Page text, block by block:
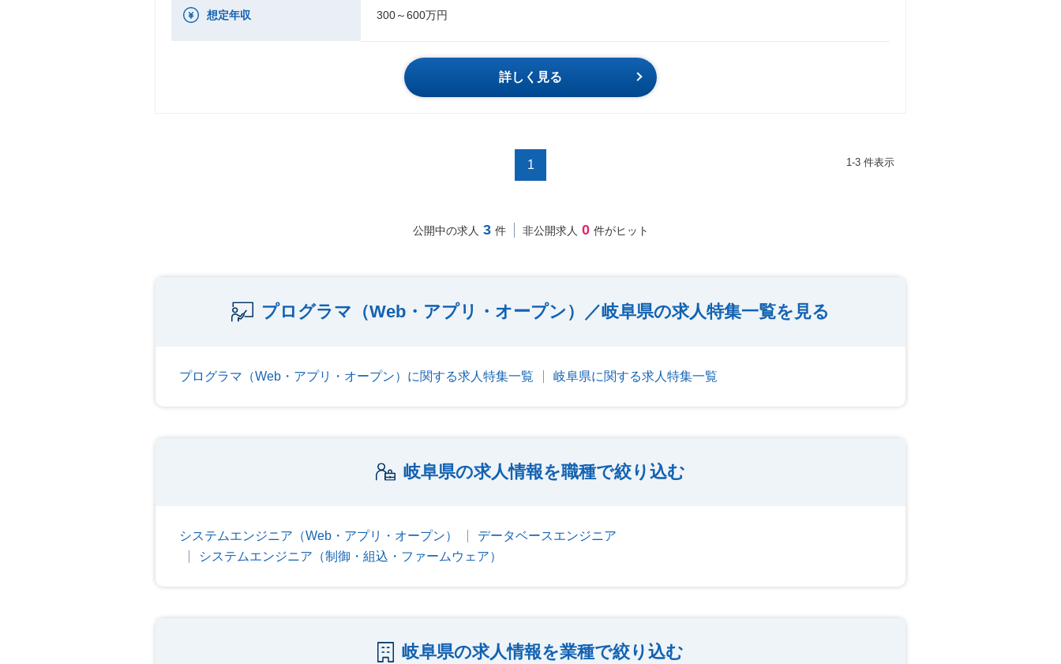
想定年収 300～600万円
詳しく見る
1 1-3 件表示
公開中の求人 3 件 非公開求人 0 件がヒット
プログラマ（Web・アプリ・オープン）／岐阜県の求人特集一覧を見る
プログラマ（Web・アプリ・オープン）に関する求人特集一覧 岐阜県に関する求人特集一覧
岐阜県の求人情報を職種で絞り込む
システムエンジニア（Web・アプリ・オープン）
データベースエンジニア
システムエンジニア（制御・組込・ファームウェア）
岐阜県の求人情報を業種で絞り込む